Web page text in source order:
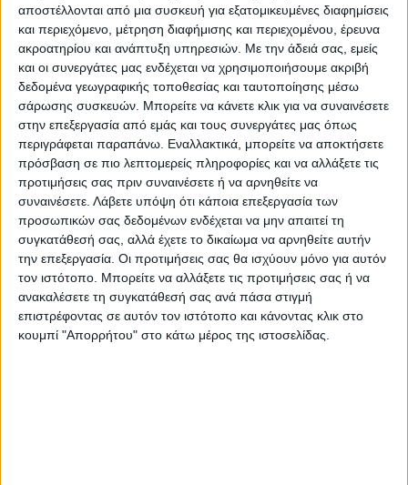
αποστέλλονται από μια συσκευή για εξατομικευμένες διαφημίσεις
και περιεχόμενο, μέτρηση διαφήμισης και περιεχομένου, έρευνα
ακροατηρίου και ανάπτυξη υπηρεσιών. Με την άδειά σας, εμείς
και οι συνεργάτες μας ενδέχεται να χρησιμοποιήσουμε ακριβή
δεδομένα γεωγραφικής τοποθεσίας και ταυτοποίησης μέσω
σάρωσης συσκευών. Μπορείτε να κάνετε κλικ για να συναινέσετε
στην επεξεργασία από εμάς και τους συνεργάτες μας όπως
περιγράφεται παραπάνω. Εναλλακτικά, μπορείτε να αποκτήσετε
πρόσβαση σε πιο λεπτομερείς πληροφορίες και να αλλάξετε τις
προτιμήσεις σας πριν συναινέσετε ή να αρνηθείτε να
συναινέσετε. Λάβετε υπόψη ότι κάποια επεξεργασία των
προσωπικών σας δεδομένων ενδέχεται να μην απαιτεί τη
συγκατάθεσή σας, αλλά έχετε το δικαίωμα να αρνηθείτε αυτήν
την επεξεργασία. Οι προτιμήσεις σας θα ισχύουν μόνο για αυτόν
τον ιστότοπο. Μπορείτε να αλλάξετε τις προτιμήσεις σας ή να
ανακαλέσετε τη συγκατάθεσή σας ανά πάσα στιγμή
επιστρέφοντας σε αυτόν τον ιστότοπο και κάνοντας κλικ στο
κουμπί "Απορρήτου" στο κάτω μέρος της ιστοσελίδας.
Τεχνητό δέντρο φοίνικας 180cm
Ο τεχνητός φοίνικας ή αρέκα ξεχωρίζει για τα
μακρόστενα πράσινα φύλλα του που απλώνονται στις
άκρες των λεπτών κλαδιών του.
Προσδίδει μια εξωτική αίσθηση καραϊβικής και μία
τροπική νότα στον χώρο που θα τοποθετηθεί.
Τα κλαδιά της είναι στιβαρά και εύκαμπτα ώστε να
μπορείτε να διαμορφώσετε εσείς ως έναν βαθμό το
άνοιγμα τους.